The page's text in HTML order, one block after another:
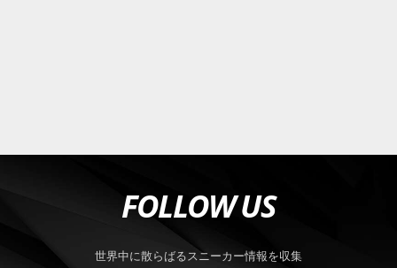
FOLLOW US
世界中に散らばるスニーカー情報を収集